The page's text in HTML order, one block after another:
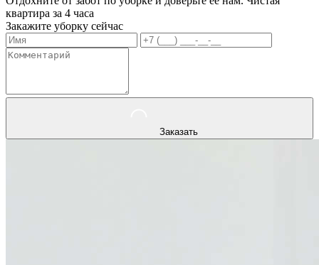
квартира за 4 часа
Закажите уборку сейчас
Заказать